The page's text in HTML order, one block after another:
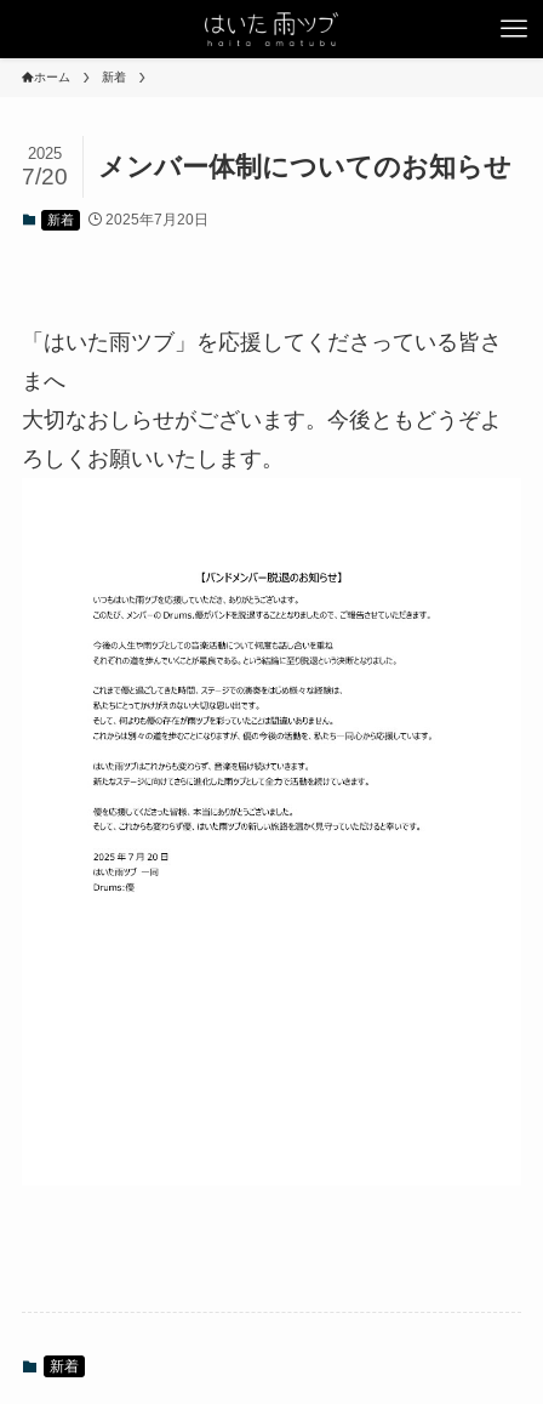
ホーム 新着
メンバー体制についてのお知らせ
2025
7/20
新着 2025年7月20日
「はいた雨ツブ」を応援してくださっている皆さ
まへ
大切なおしらせがございます。今後ともどうぞよ
ろしくお願いいたします。
新着